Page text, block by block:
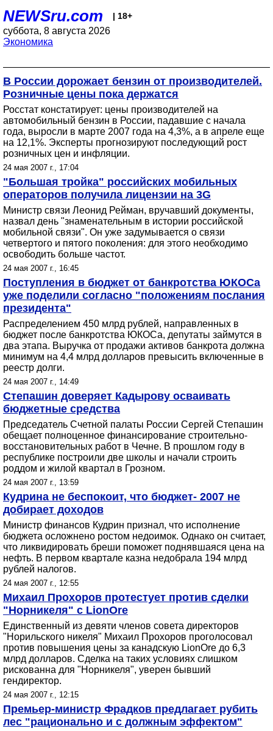
NEWSru.com | 18+
суббота, 8 августа 2026
Экономика
В России дорожает бензин от производителей.
Розничные цены пока держатся
Росстат констатирует: цены производителей на
автомобильный бензин в России, падавшие с начала
года, выросли в марте 2007 года на 4,3%, а в апреле еще
на 12,1%. Эксперты прогнозируют последующий рост
розничных цен и инфляции.
24 мая 2007 г., 17:04
"Большая тройка" российских мобильных
операторов получила лицензии на 3G
Министр связи Леонид Рейман, вручавший документы,
назвал день "знаменательным в истории российской
мобильной связи". Он уже задумывается о связи
четвертого и пятого поколения: для этого необходимо
освободить больше частот.
24 мая 2007 г., 16:45
Поступления в бюджет от банкротства ЮКОСа
уже поделили согласно "положениям послания
президента"
Распределением 450 млрд рублей, направленных в
бюджет после банкротства ЮКОСа, депутаты займутся в
два этапа. Выручка от продажи активов банкрота должна
минимум на 4,4 млрд долларов превысить включенные в
реестр долги.
24 мая 2007 г., 14:49
Степашин доверяет Кадырову осваивать
бюджетные средства
Председатель Счетной палаты России Сергей Степашин
обещает полноценное финансирование строительно-
восстановительных работ в Чечне. В прошлом году в
республике построили две школы и начали строить
роддом и жилой квартал в Грозном.
24 мая 2007 г., 13:59
Кудрина не беспокоит, что бюджет- 2007 не
добирает доходов
Министр финансов Кудрин признал, что исполнение
бюджета осложнено ростом недоимок. Однако он считает,
что ликвидировать бреши поможет поднявшаяся цена на
нефть. В первом квартале казна недобрала 194 млрд
рублей налогов.
24 мая 2007 г., 12:55
Михаил Прохоров протестует против сделки
"Норникеля" с LionOre
Единственный из девяти членов совета директоров
"Норильского никеля" Михаил Прохоров проголосовал
против повышения цены за канадскую LionOre до 6,3
млрд долларов. Сделка на таких условиях слишком
рискованна для "Норникеля", уверен бывший
гендиректор.
24 мая 2007 г., 12:15
Премьер-министр Фрадков предлагает рубить
лес "рационально и с должным эффектом"